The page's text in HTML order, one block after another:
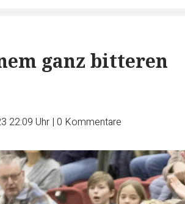
ganz bitteren
22:09 Uhr | 0 Kommentare